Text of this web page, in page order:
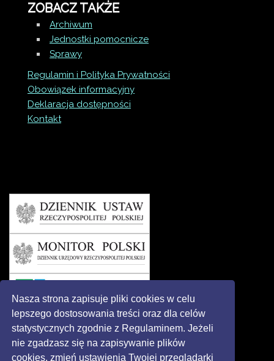
Nasza strona zapisuje pliki cookies w celu
lepszego dostosowania treści oraz dla celów
statystycznych zgodnie z Regulaminem. Jeżeli
nie zgadzasz się na zapisywanie plików
cookies, zmień ustawienia Twojej przeglądarki
ZOBACZ TAKŻE
Archiwum
Jednostki pomocnicze
Sprawy
Regulamin i Polityka Prywatności
Obowiązek informacyjny
Deklaracja dostępności
Kontakt